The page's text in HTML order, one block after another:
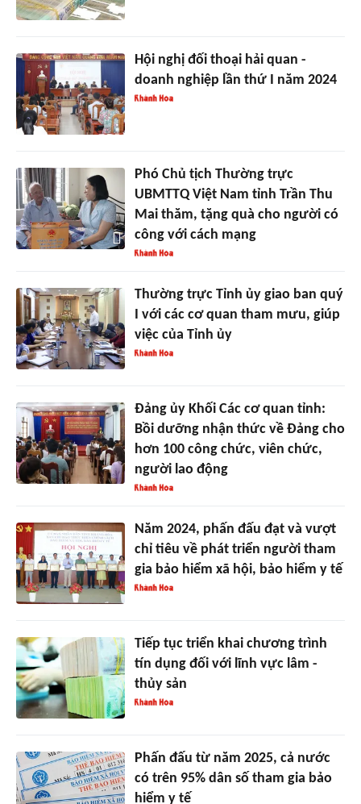
Hội nghị đối thoại hải quan -
doanh nghiệp lần thứ I năm 2024
Phó Chủ tịch Thường trực
UBMTTQ Việt Nam tỉnh Trần Thu
Mai thăm, tặng quà cho người có
công với cách mạng
Thường trực Tỉnh ủy giao ban quý
I với các cơ quan tham mưu, giúp
việc của Tỉnh ủy
Đảng ủy Khối Các cơ quan tỉnh:
Bồi dưỡng nhận thức về Đảng cho
hơn 100 công chức, viên chức,
người lao động
Năm 2024, phấn đấu đạt và vượt
chỉ tiêu về phát triển người tham
gia bảo hiểm xã hội, bảo hiểm y tế
Tiếp tục triển khai chương trình
tín dụng đối với lĩnh vực lâm -
thủy sản
Phấn đấu từ năm 2025, cả nước
có trên 95% dân số tham gia bảo
hiểm y tế